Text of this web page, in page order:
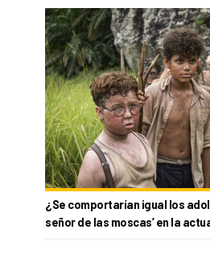
¿Se comportarían igual los
señor de las moscas’ en la